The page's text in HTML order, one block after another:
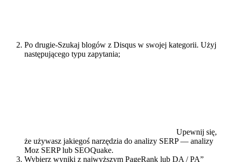
Po drugie-Szukaj blogów z Disqus w swojej kategorii. Użyj
następującego typu zapytania;
Upewnij się,
że używasz jakiegoś narzędzia do analizy SERP — analizy
Moz SERP lub SEOQuake.
Wybierz wyniki z najwyższym PageRank lub DA / PA”